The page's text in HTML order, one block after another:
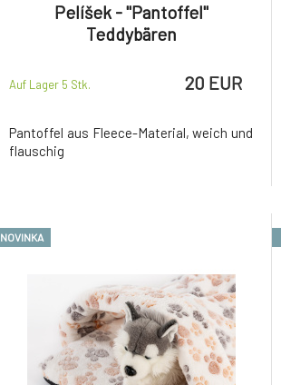
Pelíšek - "Pantoffel"
Teddybären
Auf Lager 5 Stk. 20 EUR
Pantoffel aus Fleece-Material, weich und
flauschig
NOVINKA